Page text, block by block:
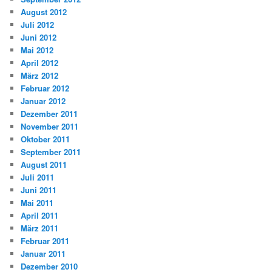
August 2012
Juli 2012
Juni 2012
Mai 2012
April 2012
März 2012
Februar 2012
Januar 2012
Dezember 2011
November 2011
Oktober 2011
September 2011
August 2011
Juli 2011
Juni 2011
Mai 2011
April 2011
März 2011
Februar 2011
Januar 2011
Dezember 2010